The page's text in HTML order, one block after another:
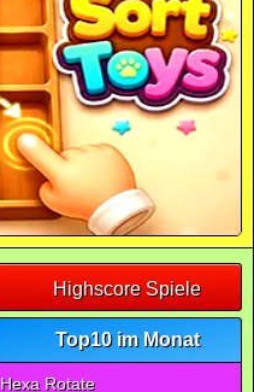
Highscore Spiele
Top10 im Monat
Hexa Rotate